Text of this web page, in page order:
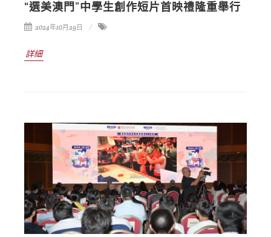
“選美澳門”中學生創作短片首映禮隆重舉行
2024年10月29日
詳細